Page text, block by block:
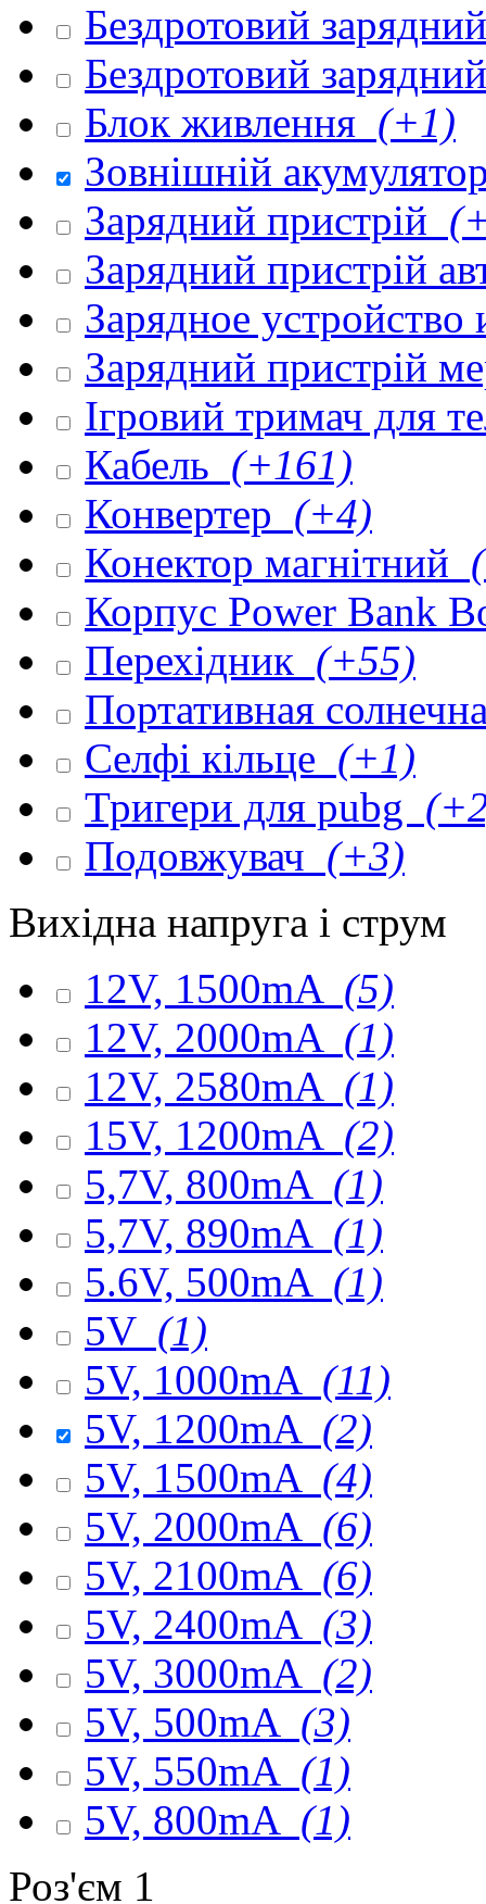
Бездротовий
Бездротовий
Блок живлення (+1)
Зовнішній
Зарядний пристрій
Зарядний пристрій
Зарядное
Зарядний пристрій
Ігровий тримач для
Кабель (+161)
Конвертер (+4)
Конектор магнітний
Корпус Power Bank
Перехідник (+55)
Портативная
Селфі кільце (+1)
Тригери для pubg
Подовжувач (+3)
Вихідна напруга і струм
12V, 1500mA (5)
12V, 2000mA (1)
12V, 2580mA (1)
15V, 1200mA (2)
5,7V, 800mA (1)
5,7V, 890mA (1)
5.6V, 500mA (1)
5V (1)
5V, 1000mA (11)
5V, 1200mA (2)
5V, 1500mA (4)
5V, 2000mA (6)
5V, 2100mA (6)
5V, 2400mA (3)
5V, 3000mA (2)
5V, 500mA (3)
5V, 550mA (1)
5V, 800mA (1)
Роз'єм 1